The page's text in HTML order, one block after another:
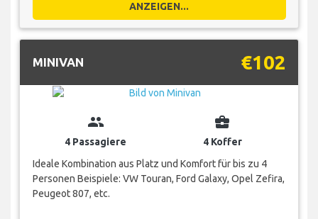
ANZEIGEN...
MINIVAN €102
group
4 Passagiere
business_center
4 Koffer
Ideale Kombination aus Platz und Komfort für bis zu 4
Personen Beispiele: VW Touran, Ford Galaxy, Opel Zefira,
Peugeot 807, etc.